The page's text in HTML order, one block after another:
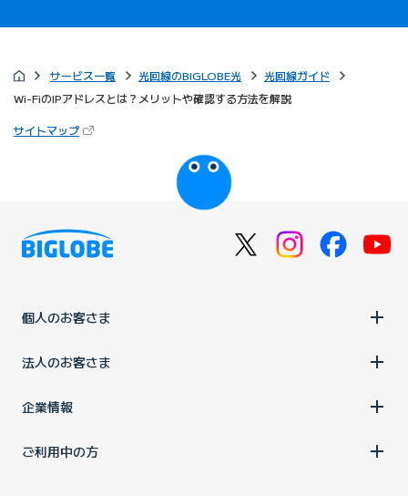
サービス一覧 光回線のBIGLOBE光
光回線ガイド
Wi-FiのIPアドレスとは？メリットや確認する方法を解説
サイトマップ（新しいタブで開きます）
個人のお客さま
法人のお客さま
企業情報
ご利用中の方